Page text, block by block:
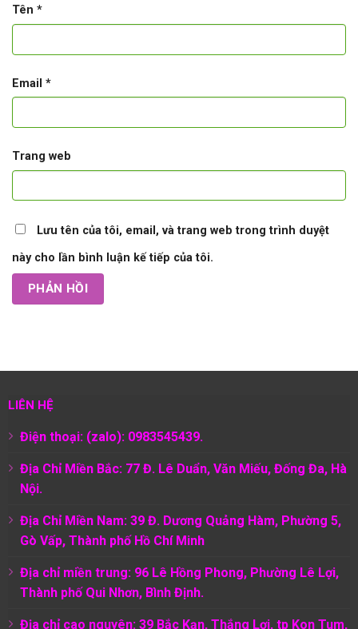
Tên *
Email *
Trang web
Lưu tên của tôi, email, và trang web trong trình duyệt
này cho lần bình luận kế tiếp của tôi.
LIÊN HỆ
Điện thoại: (zalo): 0983545439.
Địa Chỉ Miền Bắc: 77 Đ. Lê Duẩn, Văn Miếu, Đống Đa, Hà
Nội.
Địa Chỉ Miền Nam: 39 Đ. Dương Quảng Hàm, Phường 5,
Gò Vấp, Thành phố Hồ Chí Minh
Địa chỉ miền trung: 96 Lê Hồng Phong, Phường Lê Lợi,
Thành phố Qui Nhơn, Bình Định.
Địa chỉ cao nguyên: 39 Bắc Kạn, Thắng Lợi, tp Kon Tum,